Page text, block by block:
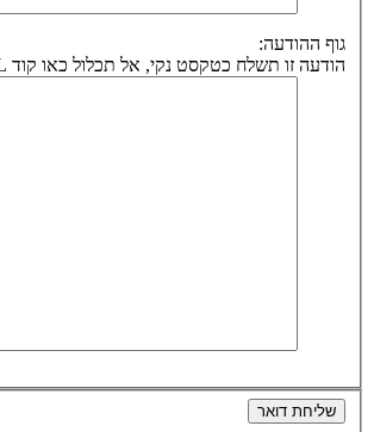
גוף ההודעה:
הודעה זו תשלח כטקסט נקי, אל תכלול כאו קוד HTML או BBCode. הכתובת לחזרה תיקבע על פי כתובת הדואר אלקטרוני שלך.